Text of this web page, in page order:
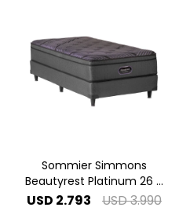
Sommier Simmons
Beautyrest Platinum 26 -
1.00 x 2.00 1 Plaza Especial
USD 2.793 USD3.990